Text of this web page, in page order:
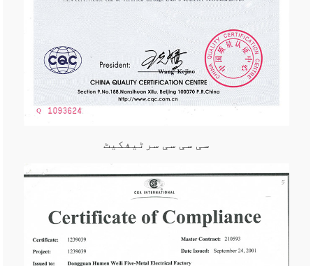
سی سی سی سرٹیفکیٹ